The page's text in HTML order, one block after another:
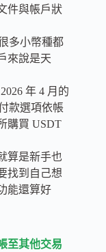
件與帳戶狀
多小幣種都
來說是天
年 4 月的
款選項依帳
購買 USDT
算是新手也
找到自己想
能還算好
至其他交易